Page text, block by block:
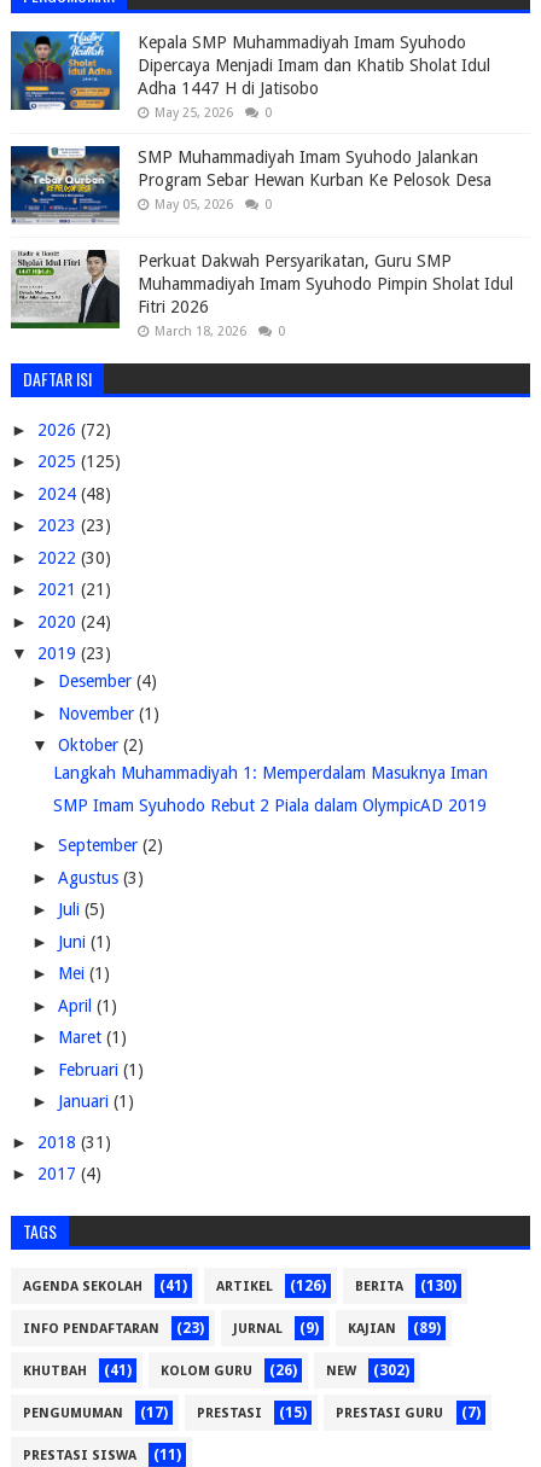
Kepala SMP Muhammadiyah Imam Syuhodo
Dipercaya Menjadi Imam dan Khatib Sholat Idul
Adha 1447 H di Jatisobo
May 25, 2026 0
SMP Muhammadiyah Imam Syuhodo Jalankan
Program Sebar Hewan Kurban Ke Pelosok Desa
May 05, 2026 0
Perkuat Dakwah Persyarikatan, Guru SMP
Muhammadiyah Imam Syuhodo Pimpin Sholat Idul
Fitri 2026
March 18, 2026 0
DAFTAR ISI
► 2026 (72)
► 2025 (125)
► 2024 (48)
► 2023 (23)
► 2022 (30)
► 2021 (21)
► 2020 (24)
▼ 2019 (23)
► Desember (4)
► November (1)
▼ Oktober (2)
Langkah Muhammadiyah 1: Memperdalam Masuknya Iman
SMP Imam Syuhodo Rebut 2 Piala dalam OlympicAD 2019
► September (2)
► Agustus (3)
► Juli (5)
► Juni (1)
► Mei (1)
► April (1)
► Maret (1)
► Februari (1)
► Januari (1)
► 2018 (31)
► 2017 (4)
TAGS
AGENDA SEKOLAH (41) ARTIKEL (126) BERITA (130)
INFO PENDAFTARAN (23) JURNAL (9) KAJIAN (89)
KHUTBAH (41) KOLOM GURU (26) NEW (302)
PENGUMUMAN (17) PRESTASI (15) PRESTASI GURU (7)
PRESTASI SISWA (11)